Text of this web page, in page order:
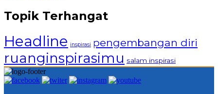
Topik Terhangat
Headline inspirasi pengembangan diri
ruanginspirasimu salam inspirasi